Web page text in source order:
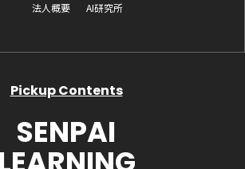
法人概要
AI研究所
Pickup Contents
SENPAI